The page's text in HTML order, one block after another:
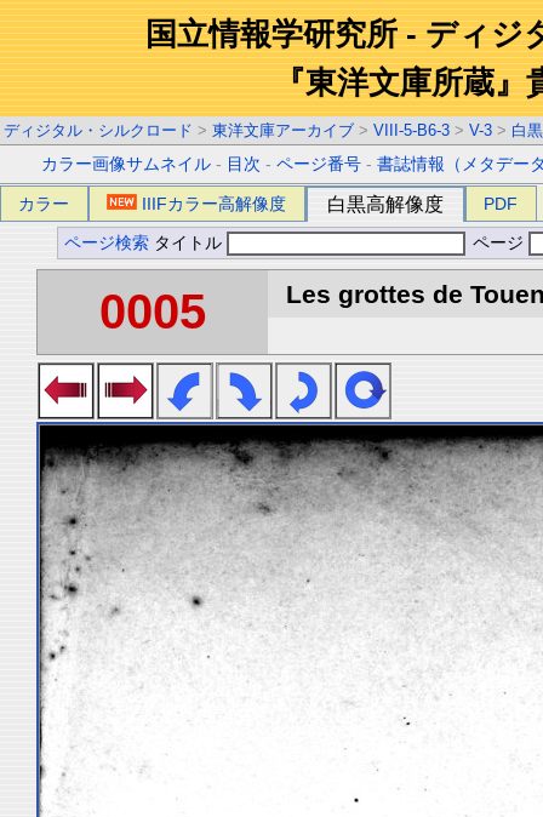
国立情報学研究所 - ディジ
『東洋文庫所蔵』
ディジタル・シルクロード > 東洋文庫アーカイブ > VIII-5-B6-3 > V-3 > 白
カラー画像サムネイル - 目次 -ページ番号 -書誌情報（メタデー
カラー IIIFカラー高解像度 白黒高解像度 PDF
ページ検索 タイトル ページ
0005 Les grottes de